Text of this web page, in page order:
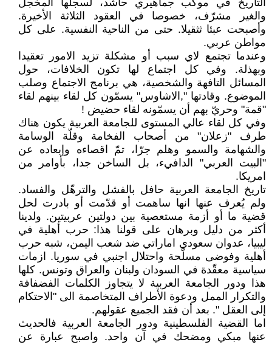
التاريخ في موكب جماهيري حاشد، لسجلٌها المخجل
والغير مشرّف، خصوصا في العقود الثلاثة الأخيرة.
وأصبحت عبئا ثثقيلا. حتى من الناحية النفسية. على كل
مواطن عربي.
وعندما تجتمع لاي سبب أو مشكلة تزيد الامور تعقيدا
وبهذلة. وفي كل اجتماع لها تكون الخلافات، حول
المسائل التافهة والشخصية، هي برنامج الاجتماع وصلب
الموضوع. وقادتها ",الاشاوس" يسمّون كل لقاء بينهم لقاء
"قمة" وحريّ بهم أن يسمّونه لقاء حضيض !
وفي كل لقاء عالي المستوى للجامعة العربية يكون هناك
طرف "زعلان" من أصحاب الفخامة وقلّة الوسامة
والشهامة والسمو وهلم جرّا، تمّ اقصاءه وإبعاده عن
"البيت العربي" الدافيء، بل الساخن جدا، بأوامر من
امريكا.
تاريخ الجامعة العربية حافل بالفشل والترهّل والفساد.
ولم يُعرف عنها انها ساهمت أو قدّمت أو بادرت لحل
قضية ما أو أزمة مستعصية بين دولتين عربيتين. ولدينا
أكثر من دليل وبرهان على قولنا هذا: حرب أهلية في
ليبيا، عدوان سعودي اماراتي ضد شعب اليمن، شبه حرب
أهلية وفوضى مسلّحة واحتلال اجنبي في سوريا. ازمات
سياسية معقّدة في السودان ولبنان والعراق وتونس. كلها
هذا ودور الجامعة العربية لا يتجاوز الكلمات الفضفافة
والتكرار الممل ودعوة الأطراف المتخاصمة الى "الاحتكام
إلى العقل ". بعد أن فقد الجميع عقولهم.
اما القضية الفلسطينية ودور الجامعة العربية فالحديث
عنها مبكي ومضحك في آن واحد. واصبح عبارة عن